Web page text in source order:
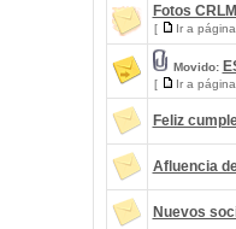
Fotos
[ Ir a
Movido:
[ Ir a
Feliz
Afluencia
Nuevos